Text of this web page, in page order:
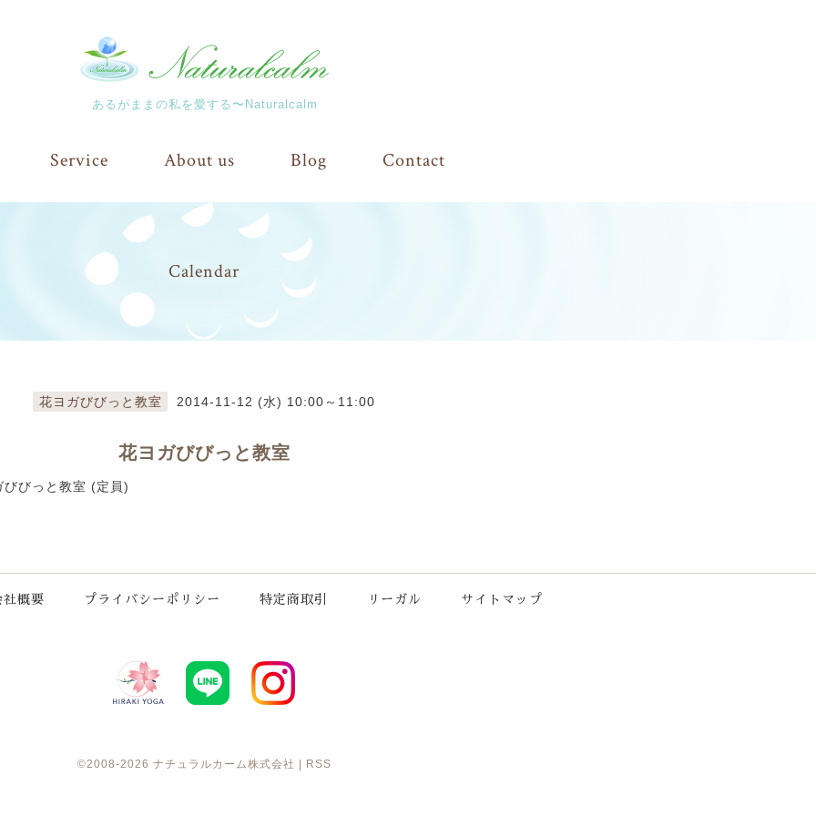
あるがままの私を愛する〜Naturalcalm
Service About us Blog Contact
Calendar
花ヨガびびっと教室 2014-11-12 (水) 10:00～11:00
花ヨガびびっと教室
びっと教室 (定員)
社概要 プライバシーポリシー 特定商取引 リーガル サイトマップ
©2008-2026 ナチュラルカーム株式会社 | RSS